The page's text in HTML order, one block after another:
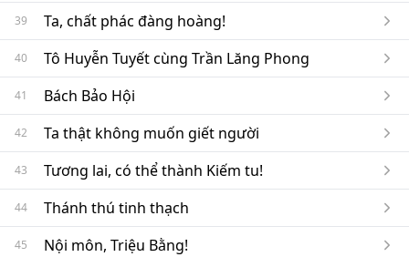
39 Ta, chất phác đàng hoàng!
40 Tô Huyễn Tuyết cùng Trần Lăng Phong
41 Bách Bảo Hội
42 Ta thật không muốn giết người
43 Tương lai, có thể thành Kiếm tu!
44 Thánh thú tinh thạch
45 Nội môn, Triệu Bằng!